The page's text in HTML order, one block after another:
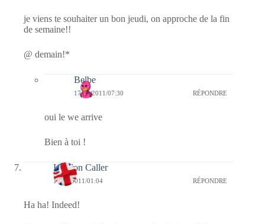
je viens te souhaiter un bon jeudi, on approche de la fin
de semaine!!
@ demain!*
Belbe
17/02/2011/07:30 RÉPONDRE
oui le we arrive
Bien à toi !
London Caller
17/02/2011/01:04 RÉPONDRE
Ha ha! Indeed!